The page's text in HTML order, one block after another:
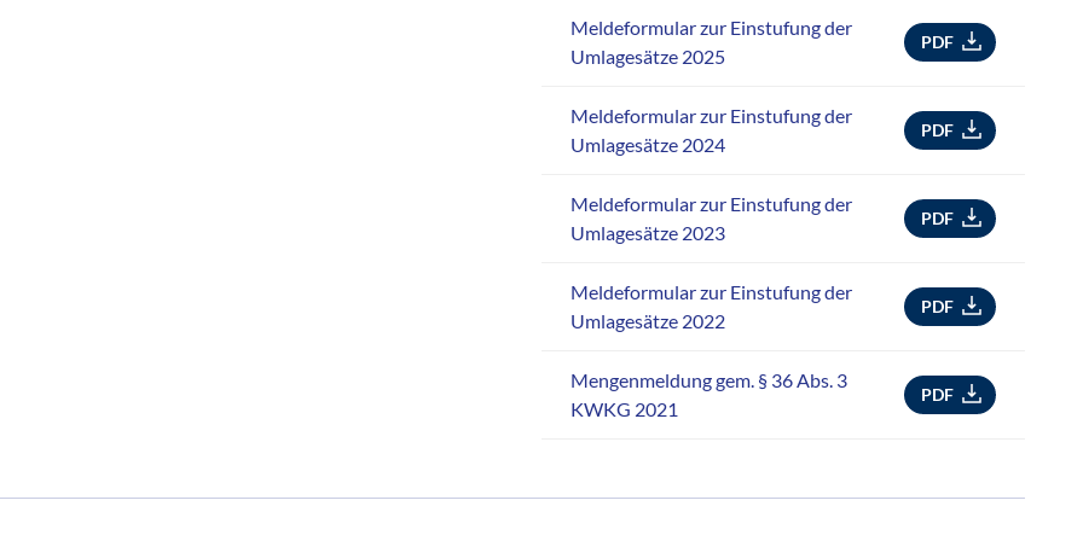
Meldeformular zur Einstufung der
Umlagesätze 2025
PDF
Meldeformular zur Einstufung der
Umlagesätze 2024
PDF
Meldeformular zur Einstufung der
Umlagesätze 2023
PDF
Meldeformular zur Einstufung der
Umlagesätze 2022
PDF
Mengenmeldung gem. § 36 Abs. 3
KWKG 2021
PDF